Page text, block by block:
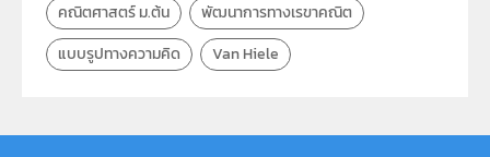
คณิตศาสตร์ ม.ต้น
พัฒนาการทางเรขาคณิต
แบบรูปทางความคิด
Van Hiele